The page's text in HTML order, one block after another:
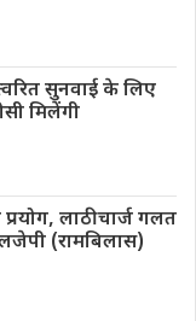
सुनवाई के लिए
मिलेंगी
लाठीचार्ज गलत
(रामबिलास)